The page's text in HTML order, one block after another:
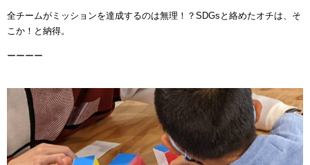
全チームがミッションを達成するのは無理！？SDGsと絡めたオチは、そ
こか！と納得。
ーーーー